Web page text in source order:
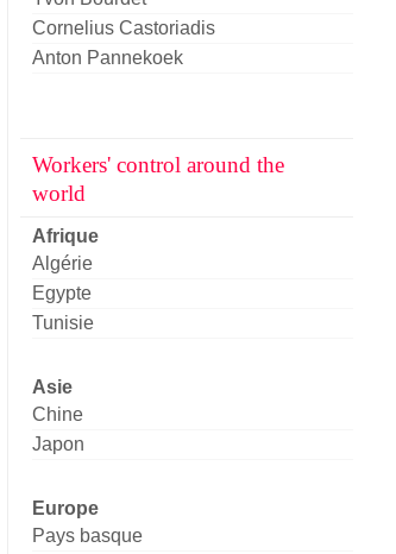
Cornelius Castoriadis
Anton Pannekoek
Workers' control around the
world
Afrique
Algérie
Egypte
Tunisie
Asie
Chine
Japon
Europe
Pays basque